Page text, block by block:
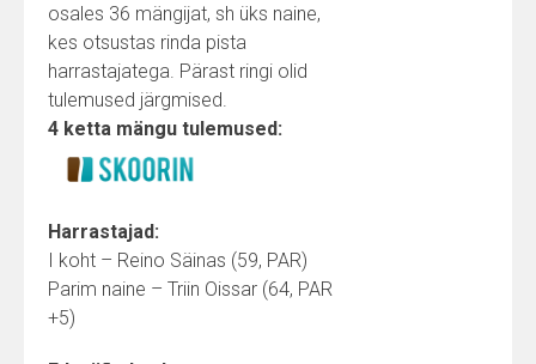
osales 36 mängijat, sh üks naine,
kes otsustas rinda pista
harrastajatega. Pärast ringi olid
tulemused järgmised.
4 ketta mängu tulemused:
Harrastajad:
I koht – Reino Säinas (59, PAR)
Parim naine – Triin Oissar (64, PAR
+5)